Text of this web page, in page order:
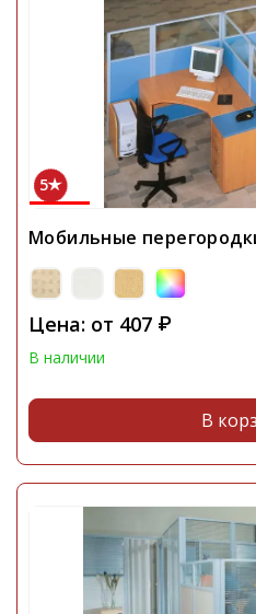
5
Мобильные
Цена: от 407 ₽
В наличии
В